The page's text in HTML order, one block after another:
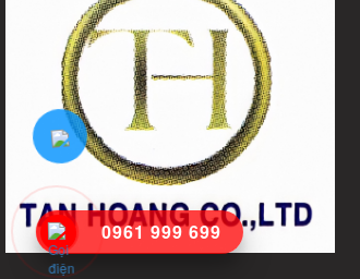
0961 999 699